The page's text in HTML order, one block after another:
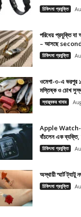
চিকিৎসা প্রযুক্তি
পরিধেয় প্রযুক্তি
– আসছে
চিকিৎসা প্রযুক্তি
ওমেগা-৩-এ ভরপুর
মস্তিষ্ক ও চোখ সুস্থ
স্বাস্থ্যকর খাবার
Apple Watch-
বাঁচলেন এক
চিকিৎসা প্রযুক্তি
অস্থায়ী স্মার্ট ট্যাটু
চিকিৎসা প্রযুক্তি